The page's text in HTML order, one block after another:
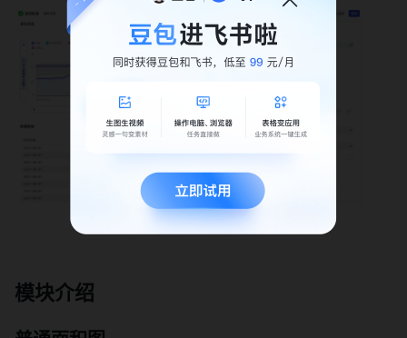
模块介绍